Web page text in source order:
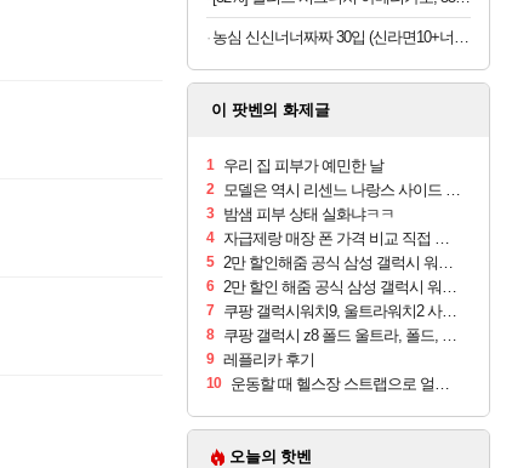
농심 신신너너짜짜 30입 (신라면10+너구리10+짜파게티10)
이 팟벤의 화제글
1 우리 집 피부가 예민한 날
2 모델은 역시 리센느 나랑스 사이드 1.25L 1박스
3 밤샘 피부 상태 실화냐ㅋㅋ
4 자급제랑 매장 폰 가격 비교 직접 안가도 되네요
5 2만 할인해줌 공식 삼성 갤럭시 워치9 크림, 40mm, 블루투스
6 2만 할인 해줌 공식 삼성 갤럭시 워치9 실버, 44mm, 블루투스
7 쿠팡 갤럭시워치9, 울트라워치2 사전구매 혜택 받아보세요
8 쿠팡 갤럭시 z8 폴드 울트라, 폴드, 플립 사전예약
9 레플리카 후기
10 운동할 때 헬스장 스트랩으로 얼굴 만졌다가 볼 뒤집어짐
오늘의 핫벤